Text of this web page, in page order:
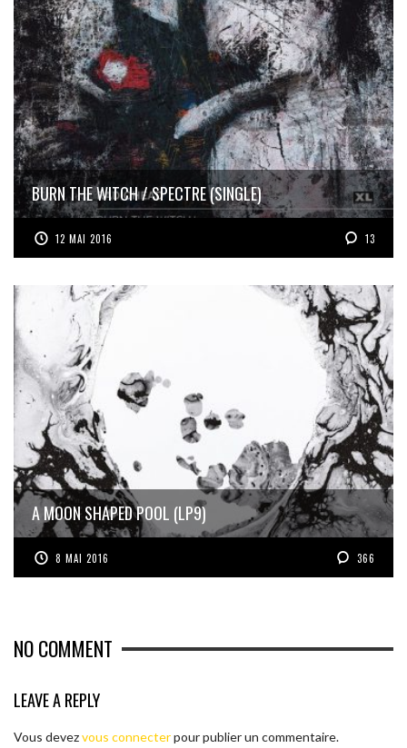
BURN THE WITCH / SPECTRE (SINGLE)
12 MAI 2016 13
A MOON SHAPED POOL (LP9)
8 MAI 2016 366
NO COMMENT
LEAVE A REPLY
Vous devezvous connecterpour publier un commentaire.